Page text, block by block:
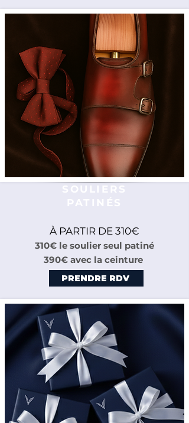
À PARTIR DE 310€
310€ le soulier seul patiné
390€ avec la ceinture
PRENDRE RDV